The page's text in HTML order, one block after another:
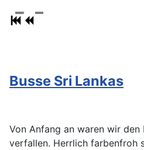
Busse Sri Lankas
Von Anfang an waren wir den
verfallen. Herrlich farbenfroh